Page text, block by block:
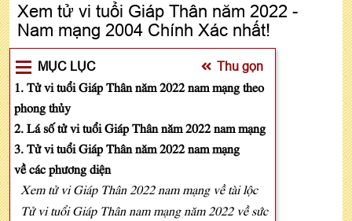
Xem tử vi tuổi Giáp Thân năm 2022 -
Nam mạng 2004 Chính Xác nhất!
MỤC LỤC Thu gọn
1. Tử vi tuổi Giáp Thân năm 2022 nam mạng theo
phong thủy
2. Lá số tử vi tuổi Giáp Thân năm 2022 nam mạng
3. Tử vi tuổi Giáp Thân năm 2022 nam mạng
về các phương diện
Xem tử vi Giáp Thân 2022 nam mạng về tài lộc
Tử vi tuổi Giáp Thân nam mạng năm 2022 về sức